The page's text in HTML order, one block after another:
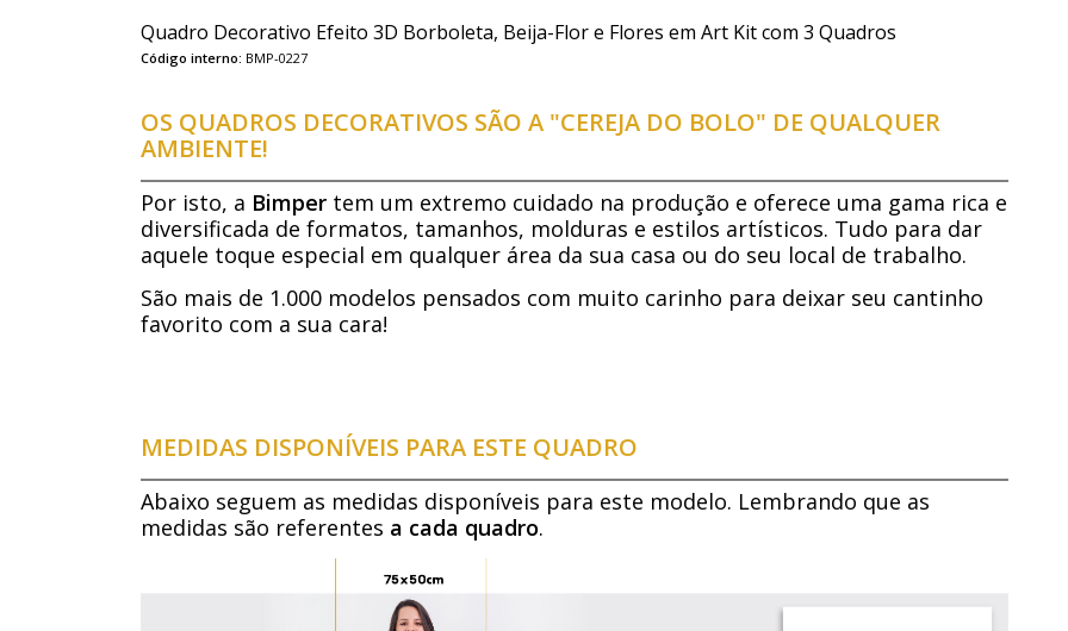
Quadro Decorativo Efeito 3D Borboleta, Beija-Flor e Flores em Art Kit com 3 Quadros
Código interno: BMP-0227
OS QUADROS DECORATIVOS SÃO A "CEREJA DO BOLO" DE QUALQUER
AMBIENTE!
Por isto, a Bimper tem um extremo cuidado na produção e oferece uma gama rica e
diversificada de formatos, tamanhos, molduras e estilos artísticos. Tudo para dar
aquele toque especial em qualquer área da sua casa ou do seu local de trabalho.
São mais de 1.000 modelos pensados com muito carinho para deixar seu cantinho
favorito com a sua cara!
MEDIDAS DISPONÍVEIS PARA ESTE QUADRO
Abaixo seguem as medidas disponíveis para este modelo. Lembrando que as
medidas são referentes a cada quadro.